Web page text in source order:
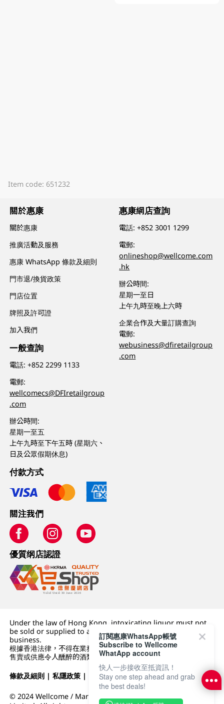
Item code: 651232
關於惠康
關於惠康
推廣活動及服務
惠康 WhatsApp 條款及細則
門市退/換貨政策
門店位置
牌照及許可證
加入我們
一般查詢
電話:+852 2299 1133
電郵:
wellcomecs@DFIretailgroup
.com
辦公時間:
星期一至五
上午九時至下午五時 (星期六、
日及公眾假期休息)
惠康網店查詢
電話:+852 3001 1299
電郵:
onlineshop@wellcome.com
.hk
辦公時間:
星期一至日
上午九時至晚上六時
企業合作及大量訂購查詢
電郵:
webusiness@dfiretailgroup
.com
付款方式
關注我們
優質纲店認證
Under the law of Hong Kong, intoxicating liquor must not
be sold or supplied to a minor (under 18) in the course of
business.
根據香港法律，不得在業務過程中，向未成年人 (18 歲以下人士)
售賣或供應令人醺醉的酒類。
條款及細則 |私隱政策 | DFI零售集團
© 2024 Wellcome / Market Place. The Dairy Farm Company
訂閱惠康WhatsApp帳號
Subscribe to Wellcome
WhatApp account
快人一步接收至抵資訊！
Stay one step ahead and grab
the best deals!